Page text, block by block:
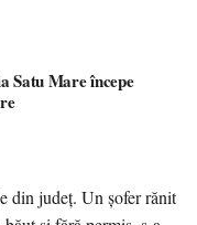
Satu Mare începe